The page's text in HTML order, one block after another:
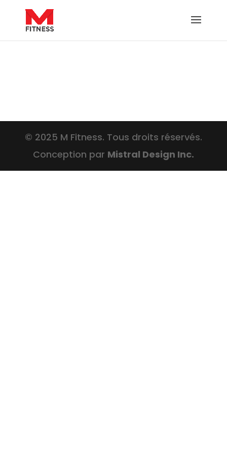
© 2025 M Fitness. Tous droits réservés.
Conception par Mistral Design Inc.